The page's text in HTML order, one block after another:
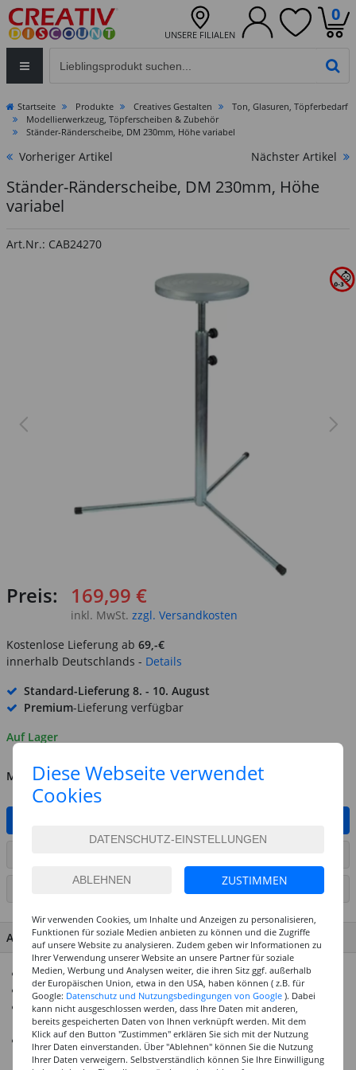
UNSERE FILIALEN
0
Startseite Produkte Creatives Gestalten
Ton, Glasuren, Töpferbedarf
Modellierwerkzeug, Töpferscheiben & Zubehör
Ständer-Ränderscheibe, DM 230mm, Höhe variabel
Vorheriger Artikel Nächster Artikel
Ständer-Ränderscheibe, DM 230mm, Höhe
variabel
Art.Nr.: CAB24270
Preis: 169,99 €
inkl. MwSt. zzgl. Versandkosten
Kostenlose Lieferung ab 69,-€
innerhalb Deutschlands - Details
Standard-Lieferung 8. - 10. August
Premium-Lieferung verfügbar
Auf Lager
MENGE
SEITE DRUCKEN
ARTIKEL MERKMALE & DETAILS
Ständer-Ränderscheibe für präzises und stabiles Töpfern
Variabel einstellbare Höhe für individuellen Komfort
Robuste Konstruktion und stabiles Design für sichere
Nutzung
Durchmesser von 230 mm für verschiedene Größen von
Tonwaren
Diese Webseite verwendet
Cookies
ZUSTIMMEN
Wir verwenden Cookies, um Inhalte und Anzeigen zu personalisieren,
Funktionen für soziale Medien anbieten zu können und die Zugriffe
auf unsere Website zu analysieren. Zudem geben wir Informationen zu
Ihrer Verwendung unserer Website an unsere Partner für soziale
Medien, Werbung und Analysen weiter, die ihren Sitz ggf. außerhalb
der Europäischen Union, etwa in den USA, haben können ( z.B. für
Google: Datenschutz und Nutzungsbedingungen von Google ). Dabei
kann nicht ausgeschlossen werden, dass Ihre Daten mit anderen,
bereits gespeicherten Daten von Ihnen verknüpft werden. Mit dem
Klick auf den Button "Zustimmen" erklären Sie sich mit der Nutzung
Ihrer Daten einverstanden. Über "Ablehnen" können Sie die Nutzung
Ihrer Daten verweigern. Selbstverständlich können Sie Ihre Einwilligung